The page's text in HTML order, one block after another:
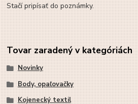
Stačí pripísať do poznámky.
Tovar zaradený v kategóriách
Novinky
Body, opaľovačky
Kojenecký textil